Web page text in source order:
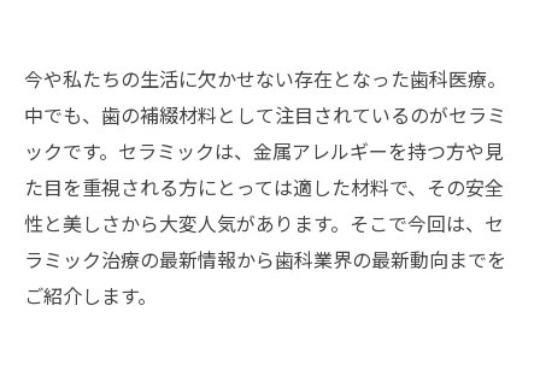
今や私たちの生活に欠かせない存在となった歯科医療。
中でも、歯の補綴材料として注目されているのがセラミ
ックです。セラミックは、金属アレルギーを持つ方や見
た目を重視される方にとっては適した材料で、その安全
性と美しさから大変人気があります。そこで今回は、セ
ラミック治療の最新情報から歯科業界の最新動向までを
ご紹介します。